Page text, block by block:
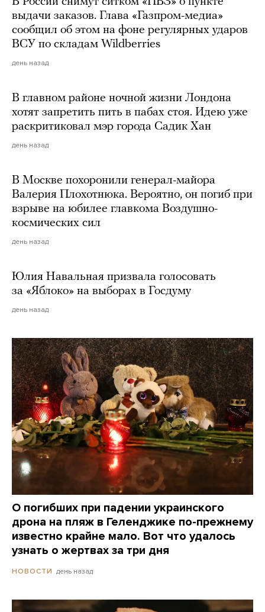
выдачи заказов. Глава «Газпром-медиа»
сообщил об этом на фоне регулярных ударов
ВСУ по складам Wildberries
день назад
В главном районе ночной жизни Лондона
хотят запретить пить в пабах стоя. Идею уже
раскритиковал мэр города Садик Хан
день назад
В Москве похоронили генерал-майора
Валерия Плохотнюка. Вероятно, он погиб при
взрыве на юбилее главкома Воздушно-
космических сил
день назад
Юлия Навальная призвала голосовать
за «Яблоко» на выборах в Госдуму
день назад
О погибших при падении украинского
дрона на пляж в Геленджике по-прежнему
известно крайне мало. Вот что удалось
узнать о жертвах за три дня
НОВОСТИ день назад